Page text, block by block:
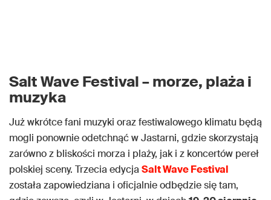
Salt Wave Festival – morze, plaża i
muzyka
Już wkrótce fani muzyki oraz festiwalowego klimatu będą
mogli ponownie odetchnąć w Jastarni, gdzie skorzystają
zarówno z bliskości morza i plaży, jak i z koncertów pereł
polskiej sceny. Trzecia edycjaSalt Wave Festival
została zapowiedziana i oficjalnie odbędzie się tam,